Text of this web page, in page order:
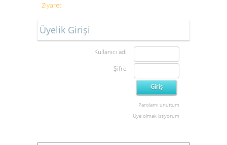
Ziyaret
Üyelik Girişi
Kullanıcı adı
Şifre
Parolamı unuttum
Üye olmak istiyorum